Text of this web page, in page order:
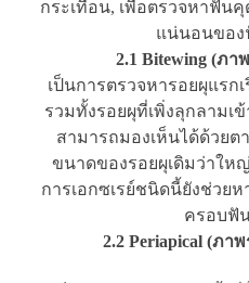
กระเทือน, เพื่อตรวจหาฟัน
แน่นอนของ
2.1 Bitewing (ภ
เป็นการตรวจหารอยผุแร
รวมทั้งรอยผุที่เพิ่งลุกลามเ
สามารถมองเห็นได้ด้วยต
ขนาดของรอยผุเดิมว่าให
การเอกซเรย์ชนิดนี้ยังช่วย
ครอบฟั
2.2 Periapical (ภา